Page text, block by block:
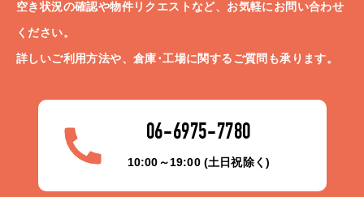
空き状況の確認や物件リクエストなど、お気軽にお問い合わせ
ください。
詳しいご利用方法や、倉庫･工場に関するご質問も承ります。
06-6975-7780
10:00～19:00 (土日祝除く)